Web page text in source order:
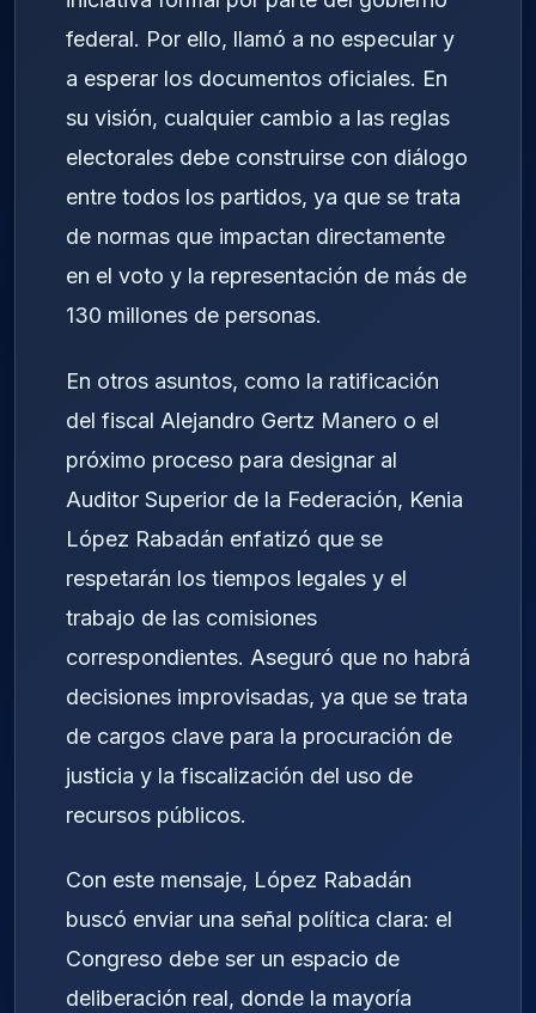
federal. Por ello, llamó a no especular y
a esperar los documentos oficiales. En
su visión, cualquier cambio a las reglas
electorales debe construirse con diálogo
entre todos los partidos, ya que se trata
de normas que impactan directamente
en el voto y la representación de más de
130 millones de personas.
En otros asuntos, como la ratificación
del fiscal Alejandro Gertz Manero o el
próximo proceso para designar al
Auditor Superior de la Federación, Kenia
López Rabadán enfatizó que se
respetarán los tiempos legales y el
trabajo de las comisiones
correspondientes. Aseguró que no habrá
decisiones improvisadas, ya que se trata
de cargos clave para la procuración de
justicia y la fiscalización del uso de
recursos públicos.
Con este mensaje, López Rabadán
buscó enviar una señal política clara: el
Congreso debe ser un espacio de
deliberación real, donde la mayoría